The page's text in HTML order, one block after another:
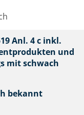
Anl. 4 c inkl.
und
mit schwach
bekannt